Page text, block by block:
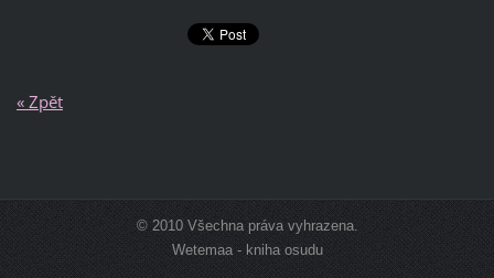
« Zpět
© 2010 Všechna práva vyhrazena.
Wetemaa - kniha osudu